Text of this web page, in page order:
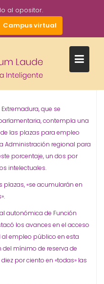
al opositor.
Campus virtual
empleo público será
Pública de Extremadura
se acumularían
que se
contempla una
las plazas para empleo
Administración regional para
porcentaje, un dos por
intelectuales.
plazas, «se acumularán en
autonómica de Función
los avances en el acceso
empleo público en esta
mínimo de reserva de
por ciento en «todas» las